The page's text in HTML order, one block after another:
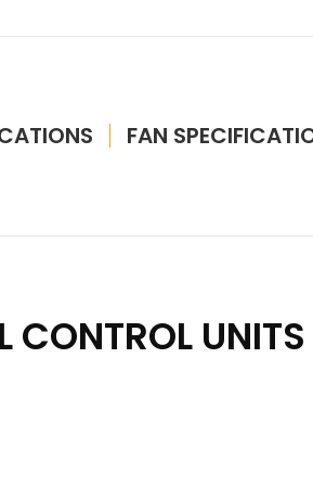
FAN
CONTROL UNITS